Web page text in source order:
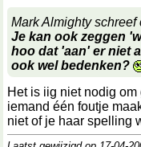
Mark Almighty schreef
Je kan ook zeggen
hoo dat 'aan' er niet
ook wel bedenken?
Het is iig niet nodig
iemand één foutje
niet of je haar spelling